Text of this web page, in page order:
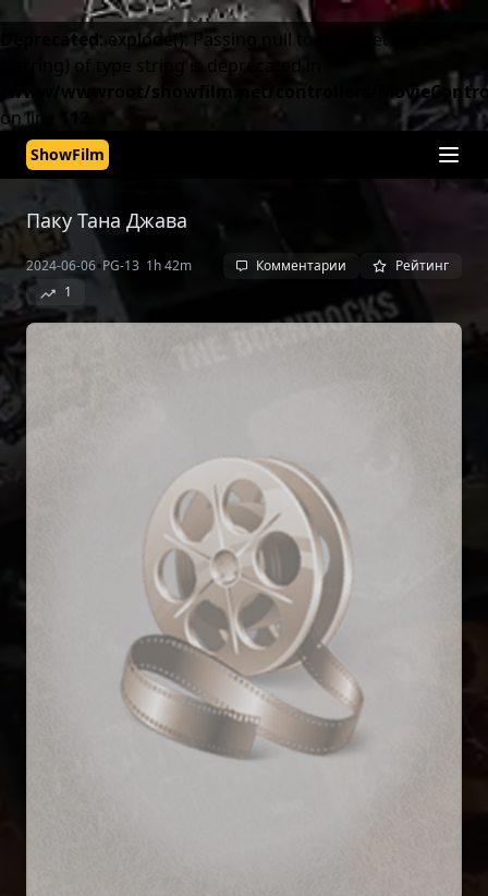
Deprecated : explode(): Passing null to parameter #2
($string) of type string is deprecated in
/www/wwwroot/showfilm.net/controllers/
on line
112
ShowFilm
Паку Тана Джава
2024-06-06•PG-13 1h 42m Комментарии
Рейтинг
1